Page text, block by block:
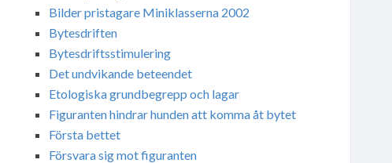
Bilder pristagare Miniklasserna 2002
Bytesdriften
Bytesdriftsstimulering
Det undvikande beteendet
Etologiska grundbegrepp och lagar
Figuranten hindrar hunden att komma åt bytet
Första bettet
Försvara sig mot figuranten